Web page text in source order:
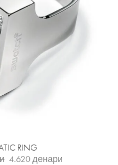
RING
4.620денари